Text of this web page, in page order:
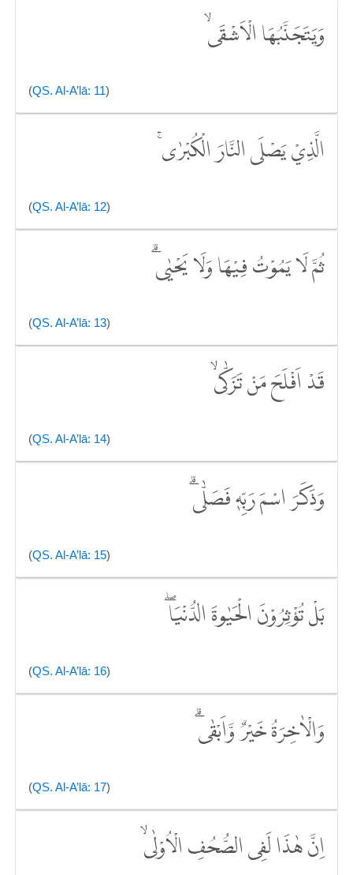
وَيَتَجَنَّبُهَا الْاَشْقَىۙ
(QS. Al-A’lā: 11)
الَّذِيْ يَصْلَى النَّارَ الْكُبْرٰىۚ
(QS. Al-A’lā: 12)
ثُمَّ لَا يَمُوْتُ فِيْهَا وَلَا يَحْيٰىۗ
(QS. Al-A’lā: 13)
قَدْ اَفْلَحَ مَنْ تَزَكّٰىۙ
(QS. Al-A’lā: 14)
وَذَكَرَ اسْمَ رَبِّهٖ فَصَلّٰىۗ
(QS. Al-A’lā: 15)
بَلْ تُؤْثِرُوْنَ الْحَيٰوةَ الدُّنْيَاۖ
(QS. Al-A’lā: 16)
وَالْاٰخِرَةُ خَيْرٌ وَّاَبْقٰىۗ
(QS. Al-A’lā: 17)
اِنَّ هٰذَا لَفِى الصُّحُفِ الْاُوْلٰىۙ